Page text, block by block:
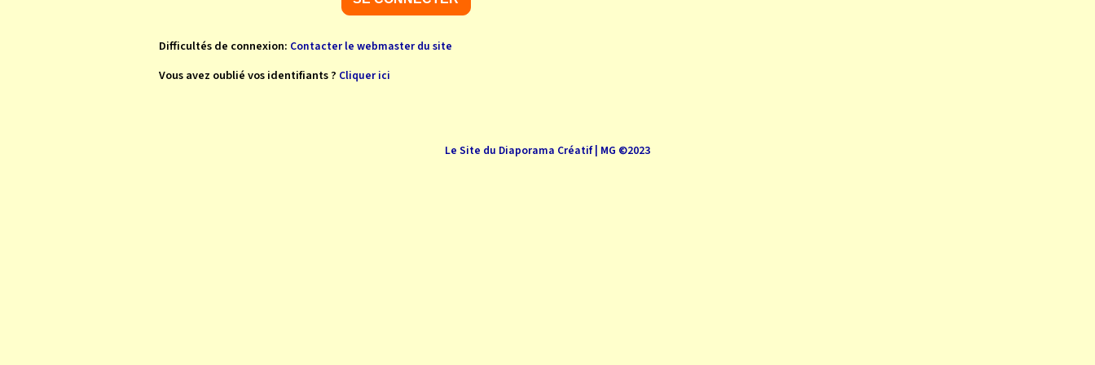
Difficultés de connexion: Contacter le webmaster du site
Vous avez oublié vos identifiants ? Cliquer ici
Le Site du Diaporama Créatif | MG ©2023